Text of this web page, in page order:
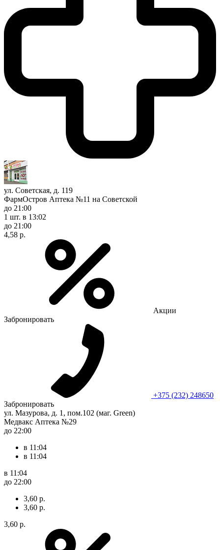
ул. Советская, д. 119
ФармОстров Аптека №11 на Советской
до 21:00
1 шт. в 13:02
до 21:00
4,58 р.
Акции
Забронировать
+375 (232) 248650
Забронировать
ул. Мазурова, д. 1, пом.102 (маг. Green)
Медвакс Аптека №29
до 22:00
в 11:04
в 11:04
в 11:04
до 22:00
3,60 р.
3,60 р.
3,60 р.